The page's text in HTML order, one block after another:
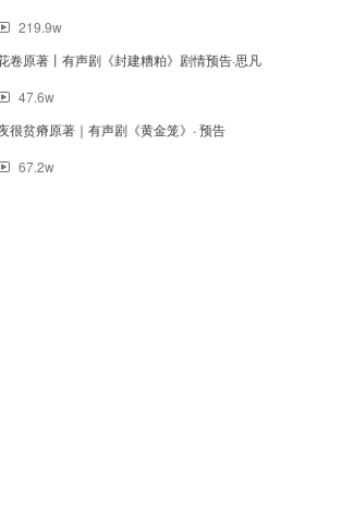
219.9w
卷原著丨有声剧《封建糟粕》剧情预告·思凡
47.6w
很贫瘠原著｜有声剧《黄金笼》· 预告
67.2w